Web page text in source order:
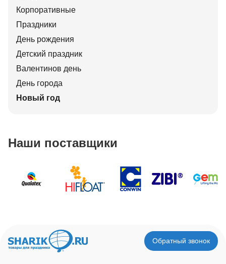
Корпоративные
Праздники
День рождения
Детский праздник
Валентинов день
День города
Новый год
Наши поставщики
Обратный звонок